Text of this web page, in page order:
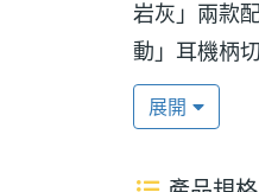
岩灰」兩款
動」耳機柄
具備 IP54 防
展開